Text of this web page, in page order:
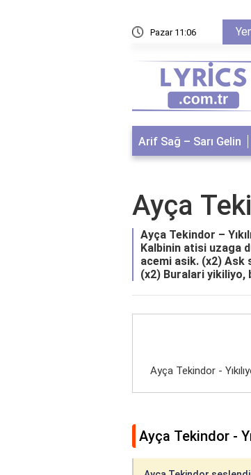
Pazar 11:06
Arif Sağ – Sarı Gelin
Ayça
Ayça Tekindor –
Kalbinin atisi uzaga
acemi asik. (x2) Ask
(x2) Buralari yikiliyo,
Ayça Tekindor -
Ayça Tekindor -